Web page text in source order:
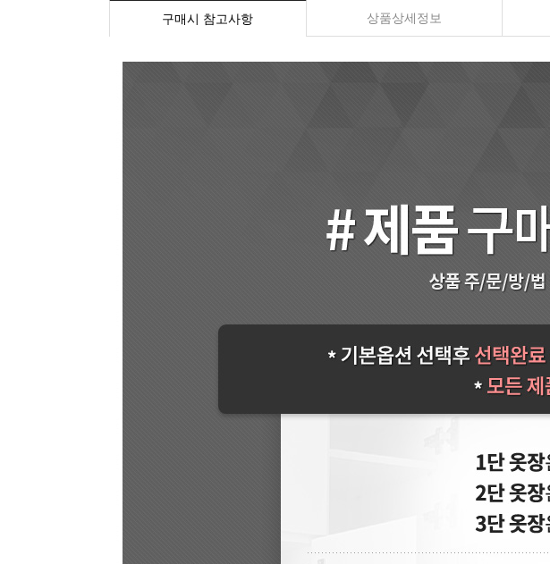
구매시 참고사항 상품상세정보